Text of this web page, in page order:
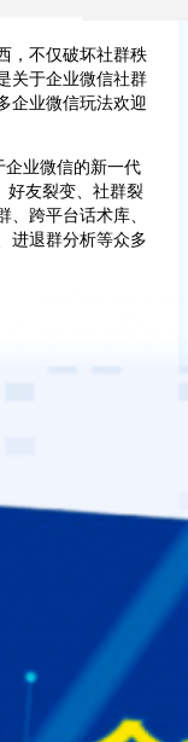
，不仅破坏社群秩
关于企业微信社群
企业微信玩法欢迎
企业微信的新一代
好友裂变、社群裂
跨平台话术库、
进退群分析等众多